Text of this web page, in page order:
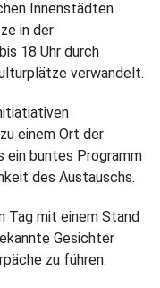
Innenstädten
in der
18 Uhr durch
verwandelt.
einem Ort der
ein buntes Programm
des Austauschs.
Tag mit einem Stand
Gesichter
zu führen.